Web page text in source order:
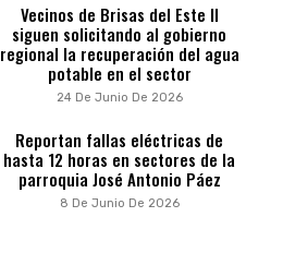
Vecinos de Brisas del Este II
siguen solicitando al gobierno
regional la recuperación del agua
potable en el sector
24 De Junio De 2026
Reportan fallas eléctricas de
hasta 12 horas en sectores de la
parroquia José Antonio Páez
8 De Junio De 2026